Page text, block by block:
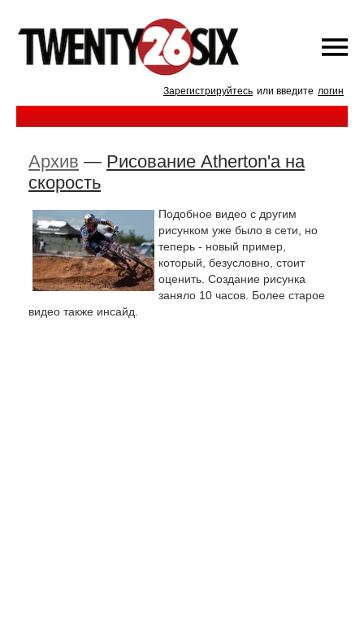
Зарегистрируйтесь или введите логин
Архив — Рисование Atherton'а на
скорость
Подобное видео с другим
рисунком уже было в сети, но
теперь - новый пример,
который, безусловно, стоит
оценить. Создание рисунка
заняло 10 часов. Более старое
видео также инсайд.